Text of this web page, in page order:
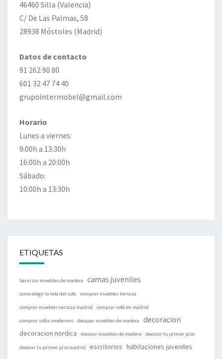
46460 Silla (Valencia)
C/ De Las Palmas, 58
28938 Móstoles (Madrid)
Datos de contacto
91 262 90 80
601 32 47 74 40
grupointermobel@gmail.com
Horario
Lunes a viernes:
9:00h a 13:30h
16:00h a 20:00h
Sábado:
10:00h a 13:30h
ETIQUETAS
barnizar muebles de madera camas juveniles
como elegir la tela del sofa comprar muebles terraza
comprar muebles terraza madrid comprar sofá en madrid
comprar sofás modernos decapar muebles de madera decoracion
decoracion nordica decorar muebles de madera decorar tu primer piso
decorar tu primer piso madrid escritorios habitaciones juveniles